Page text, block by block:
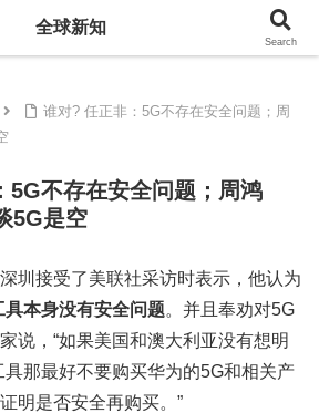
全球新知
谁对? 任正非：5G不存在安全问题；周
5G不存在安全问题；周鸿
5G是空
圳接受了美联社采访时表示，他认为
本身没有安全问题。并且奉劝对5G
说，“如果美国和澳大利亚没有想明
那最好不要购买华为的5G和相关产
明是否安全再购买。”
全球新知
Search